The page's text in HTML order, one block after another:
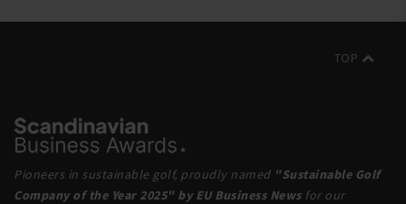
Pioneers in sustainable golf, proudly named "Sustainable Golf
Company of the Year 2025" by EU Business Newsfor our
TOP